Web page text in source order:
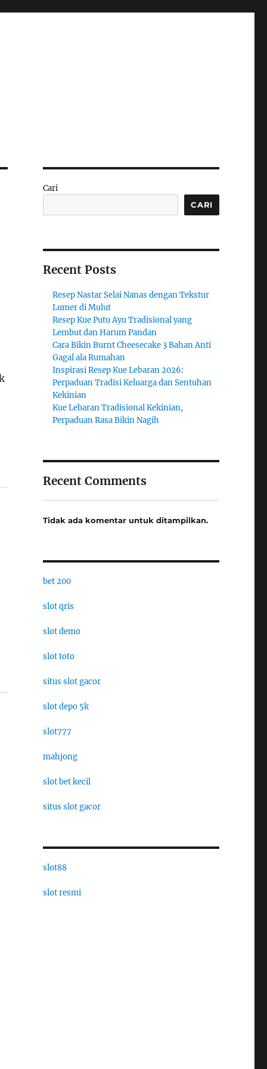
Cari
CARI
Recent Posts
Resep Nastar Selai Nanas dengan Tekstur
Lumer di Mulut
Resep Kue Putu Ayu Tradisional yang
Lembut dan Harum Pandan
Cara Bikin Burnt Cheesecake 3 Bahan Anti
Gagal ala Rumahan
Inspirasi Resep Kue Lebaran 2026:
Perpaduan Tradisi Keluarga dan Sentuhan
Kekinian
Kue Lebaran Tradisional Kekinian,
Perpaduan Rasa Bikin Nagih
Recent Comments
Tidak ada komentar untuk ditampilkan.
bet 200
slot qris
slot demo
slot toto
situs slot gacor
slot depo 5k
slot777
mahjong
slot bet kecil
situs slot gacor
slot88
slot resmi